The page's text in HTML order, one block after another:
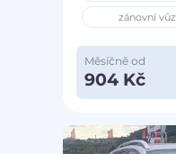
zánovní vůz
Měsíčně od
904 Kč